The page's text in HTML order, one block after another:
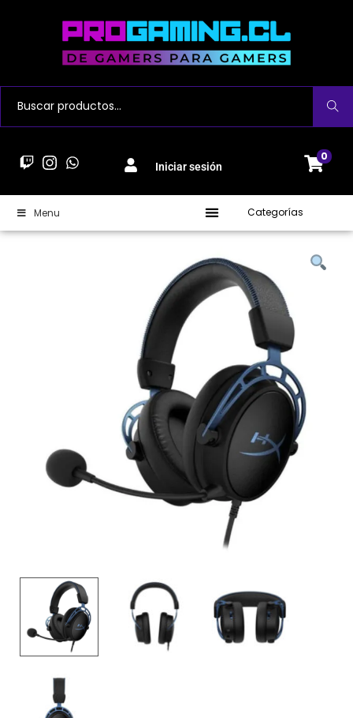
Buscar
Iniciar sesión
0
Menu Categorías